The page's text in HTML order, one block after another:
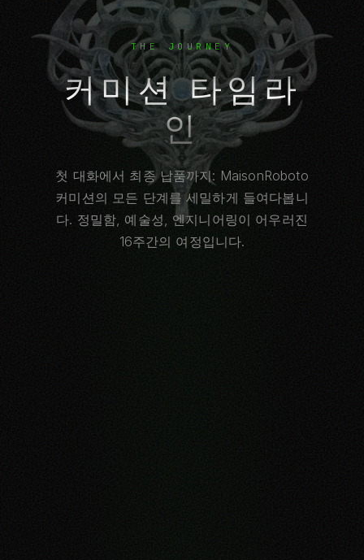
THE JOURNEY
커미션 타임라
인
첫 대화에서 최종 납품까지: MaisonRoboto
커미션의 모든 단계를 세밀하게 들여다봅니
다. 정밀함, 예술성, 엔지니어링이 어우러진
16주간의 여정입니다.